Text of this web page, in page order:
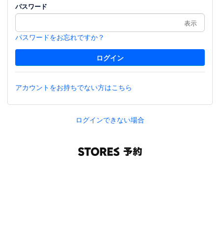
パスワード
表示
パスワードをお忘れですか？
アカウントをお持ちでない方はこちら
ログインできない場合